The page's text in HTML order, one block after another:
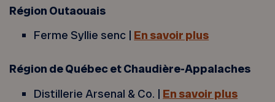
Région Outaouais
Ferme Syllie senc | En savoir plus
Région de Québec et Chaudière-Appalaches
Distillerie Arsenal & Co. | En savoir plus